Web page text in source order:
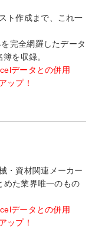
ト作成まで、これ一
完全網羅したデータ
を収録。
データとの併用
ップ！
・資材関連メーカー
めた業界唯一のもの
データとの併用
ップ！